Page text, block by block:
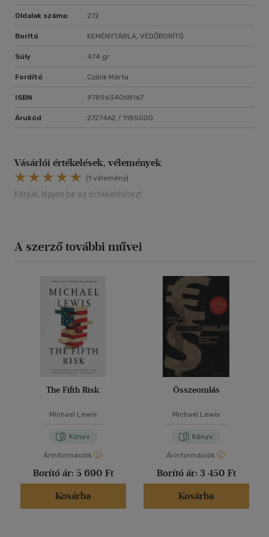
Oldalak száma: 272
Borító KEMÉNYTÁBLA, VÉDŐBORÍTÓ
Súly 474 gr
Fordító Czibik Márta
ISBN 9789634068167
Árukód 2727462 / 1185000
Vásárlói értékelések, vélemények
(1 vélemény)
Kérjük, lépjen be az értékeléshez!
A szerző további művei
The Fifth Risk
Michael Lewis
Könyv
Árinformációk
Borító ár: 5 690 Ft
Kosárba
Összeomlás
Michael Lewis
Könyv
Árinformációk
Borító ár: 3 450 Ft
Kosárba